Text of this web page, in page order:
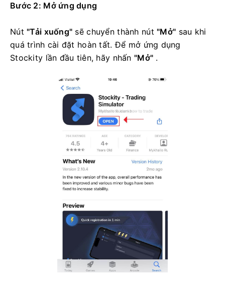
Bước 2: Mở ứng dụng
Nút "Tải xuống" sẽ chuyển thành nút "Mở" sau khi
quá trình cài đặt hoàn tất. Để mở ứng dụng
Stockity lần đầu tiên, hãy nhấn "Mở" .